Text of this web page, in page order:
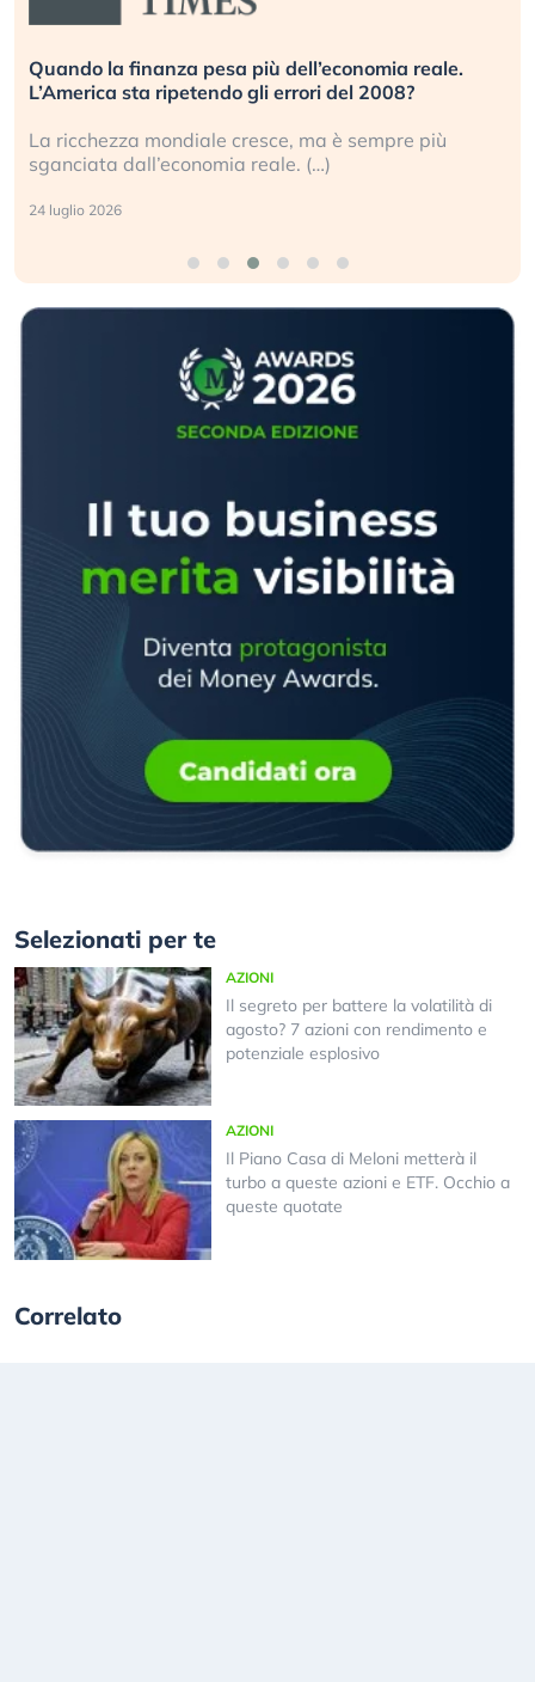
Quando la finanza pesa più dell’economia reale.
L’America sta ripetendo gli errori del 2008?
La ricchezza mondiale cresce, ma è sempre più
sganciata dall’economia reale. (…)
24 luglio 2026
Selezionati per te
AZIONI
Il segreto per battere la volatilità di
agosto? 7 azioni con rendimento e
potenziale esplosivo
AZIONI
Il Piano Casa di Meloni metterà il
turbo a queste azioni e ETF. Occhio a
queste quotate
Correlato